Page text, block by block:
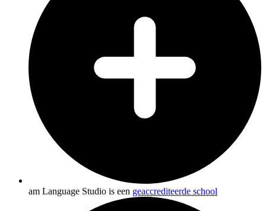
am Language Studio is een geaccrediteerde school